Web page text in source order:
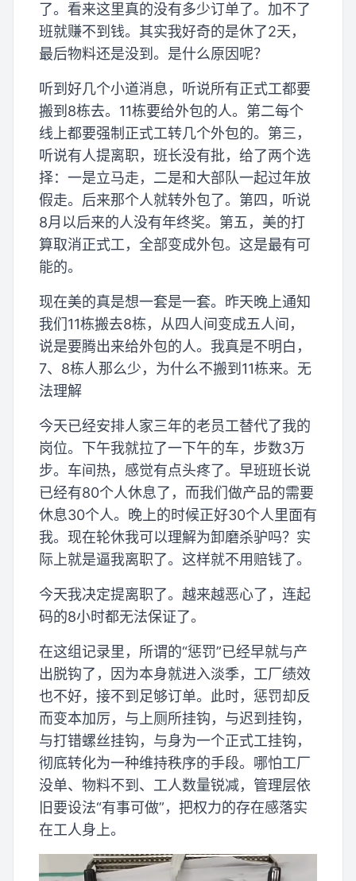
了。看来这里真的没有多少订单了。加不了
班就赚不到钱。其实我好奇的是休了2天，
最后物料还是没到。是什么原因呢？
听到好几个小道消息，听说所有正式工都要
搬到8栋去。11栋要给外包的人。第二每个
线上都要强制正式工转几个外包的。第三，
听说有人提离职，班长没有批，给了两个选
择：一是立马走，二是和大部队一起过年放
假走。后来那个人就转外包了。第四，听说
8月以后来的人没有年终奖。第五，美的打
算取消正式工，全部变成外包。这是最有可
能的。
现在美的真是想一套是一套。昨天晚上通知
我们11栋搬去8栋，从四人间变成五人间，
说是要腾出来给外包的人。我真是不明白，
7、8栋人那么少，为什么不搬到11栋来。无
法理解
今天已经安排人家三年的老员工替代了我的
岗位。下午我就拉了一下午的车，步数3万
步。车间热，感觉有点头疼了。早班班长说
已经有80个人休息了，而我们做产品的需要
休息30个人。晚上的时候正好30个人里面有
我。现在轮休我可以理解为卸磨杀驴吗？实
际上就是逼我离职了。这样就不用赔钱了。
今天我决定提离职了。越来越恶心了，连起
码的8小时都无法保证了。
在这组记录里，所谓的“惩罚”已经早就与产
出脱钩了，因为本身就进入淡季，工厂绩效
也不好，接不到足够订单。此时，惩罚却反
而变本加厉，与上厕所挂钩，与迟到挂钩，
与打错螺丝挂钩，与身为一个正式工挂钩，
彻底转化为一种维持秩序的手段。哪怕工厂
没单、物料不到、工人数量锐减，管理层依
旧要设法“有事可做”，把权力的存在感落实
在工人身上。